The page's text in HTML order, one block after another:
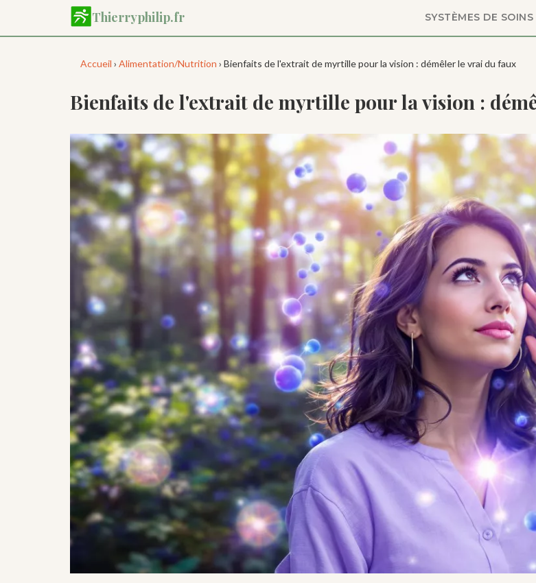
contenu
Thierryphilip.fr SYSTÈMES DE
Accueil › Alimentation/Nutrition › Bienfaits de l'extrait de myrtille pour la vision : démêler le vrai du faux
Bienfaits de l'extrait de myrtille pour la vision :